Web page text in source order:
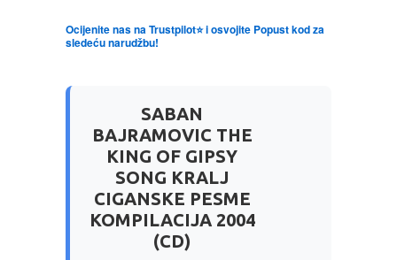
NAUKA
POPULARNA PSIHOLOGIJA
PRIČE
PUBLICISTIKA
Ocijenite nas na Trustpilot⭐ i osvojite Popust kod za
sledeću narudžbu!
SABAN
BAJRAMOVIC THE
KING OF GIPSY
SONG KRALJ
CIGANSKE PESME
KOMPILACIJA 2004
(CD)